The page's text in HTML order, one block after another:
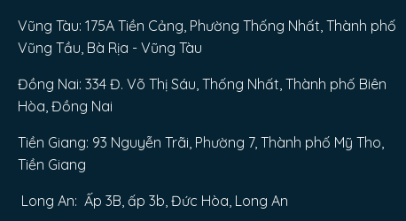
Vũng Tàu: 175A Tiền Cảng, Phường Thống Nhất, Thành phố
Vũng Tầu, Bà Rịa - Vũng Tàu
Đồng Nai: 334 Đ. Võ Thị Sáu, Thống Nhất, Thành phố Biên
Hòa, Đồng Nai
Tiền Giang: 93 Nguyễn Trãi, Phường 7, Thành phố Mỹ Tho,
Tiền Giang
Long An: Ấp 3B, ấp 3b, Đức Hòa, Long An